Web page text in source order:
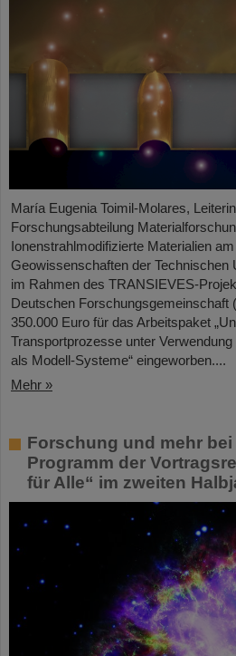
María Eugenia Toimil-Molares,
Forschungsabteilung
Ionenstrahlmodifizierte Materialien
Geowissenschaften der Technischen
im Rahmen des TRANSIEVES-
Deutschen Forschungsgemeinschaft
350.000 Euro für das Arbeitspaket
Transportprozesse unter
als Modell-Systeme“ eingeworben....
Mehr »
Forschung und mehr bei
Programm der
für Alle“ im zweiten